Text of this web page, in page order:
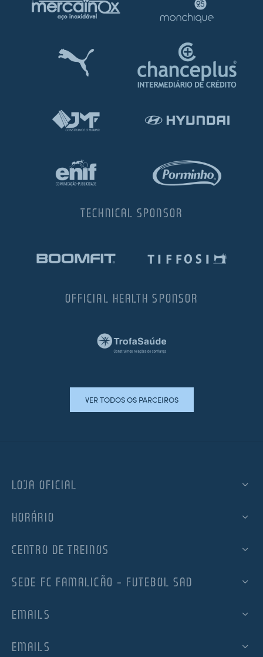
TECHNICAL SPONSOR
OFFICIAL HEALTH SPONSOR
VER TODOS OS PARCEIROS
LOJA OFICIAL
HORÁRIO
CENTRO DE TREINOS
SEDE FC FAMALICÃO – FUTEBOL SAD
EMAILS
EMAILS